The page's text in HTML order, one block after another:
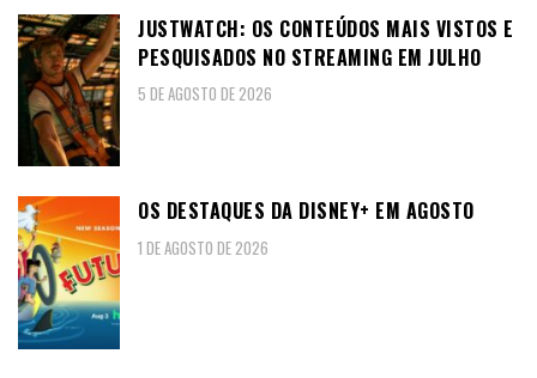
JUSTWATCH: OS CONTEÚDOS MAIS VISTOS E
PESQUISADOS NO STREAMING EM JULHO
5 DE AGOSTO DE 2026
OS DESTAQUES DA DISNEY+ EM AGOSTO
1 DE AGOSTO DE 2026